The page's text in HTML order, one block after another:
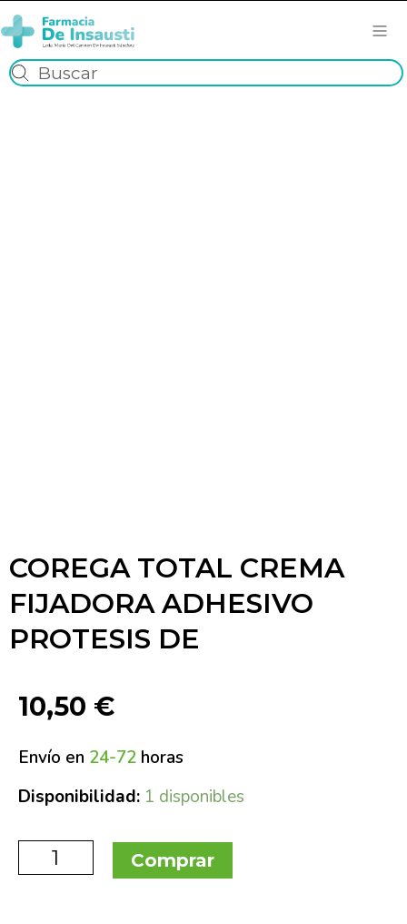
COREGA TOTAL CREMA
FIJADORA ADHESIVO
PROTESIS DE
10,50 €
Envío en 24-72 horas
Disponibilidad: 1 disponibles
Comprar